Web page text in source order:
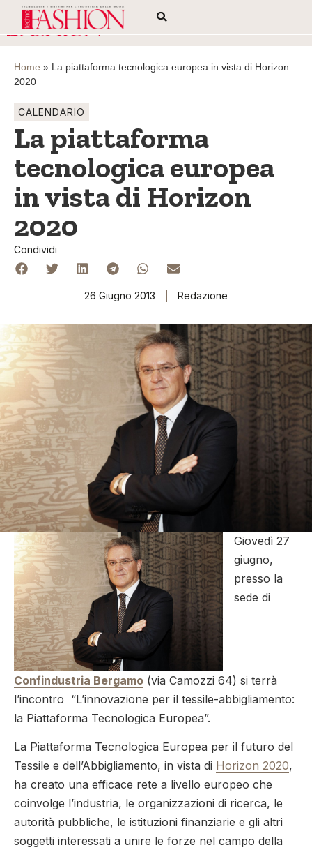
Home » La piattaforma tecnologica europea in vista di Horizon
2020
CALENDARIO
La piattaforma
tecnologica europea
in vista di Horizon
2020
Condividi
26 Giugno 2013 Redazione
Giovedì 27
giugno,
presso la
sede di
Confindustria Bergamo (via Camozzi 64) si terrà
l’incontro “L’innovazione per il tessile-abbigliamento:
la Piattaforma Tecnologica Europea”.
La Piattaforma Tecnologica Europea per il futuro del
Tessile e dell’Abbigliamento, in vista di Horizon 2020,
ha creato una efficace rete a livello europeo che
coinvolge l’industria, le organizzazioni di ricerca, le
autorità pubbliche, le istituzioni finanziarie e gli altri
soggetti interessati a unire le forze nel campo della